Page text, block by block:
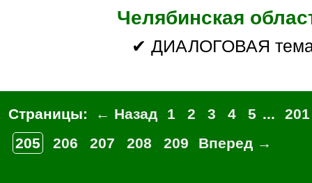
Челябинская
✔ ДИАЛОГОВАЯ
Страницы: ← Назад 1 2 3 4 5 ...
201
205
206 207 208 209 Вперед →